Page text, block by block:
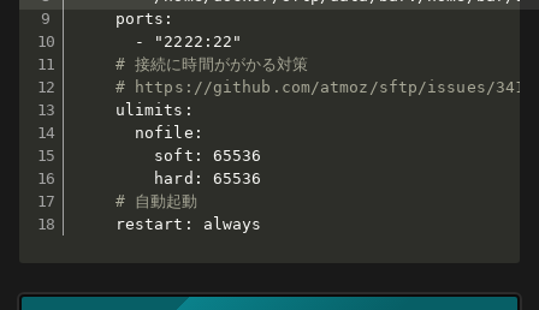
    ports:
      - "2222:22"
# 接続に時間ががかる対策
# https://github.com/atmoz/sftp/issues/341
    ulimits:
      nofile:
        soft: 65536
        hard: 65536
# 自動起動
    restart: always